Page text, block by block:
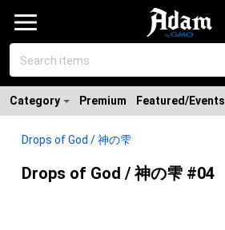
Category Premium Featured/Events
Drops of God / 神の雫
Drops of God / 神の雫 #04